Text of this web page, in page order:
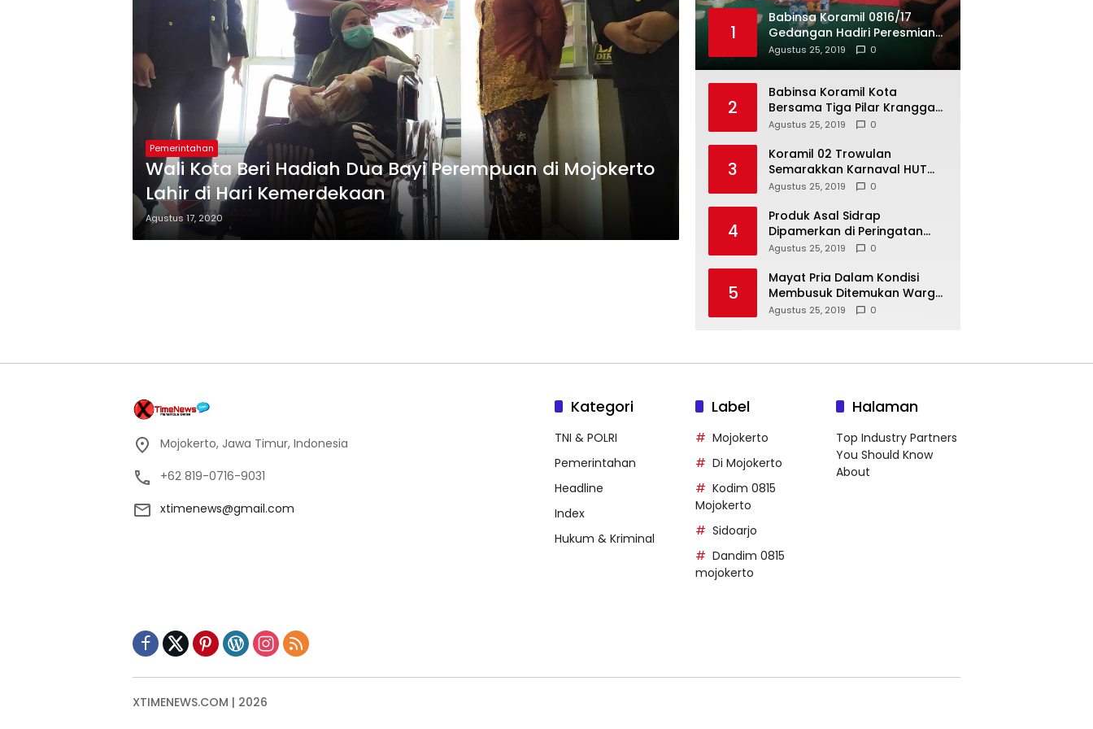
Pemerintahan
Wali Kota Beri Hadiah Dua Bayi Perempuan di Mojokerto
Lahir di Hari Kemerdekaan
Agustus 17, 2020
1
Babinsa Koramil 0816/17
Gedangan Hadiri Peresmian
BUMDes Gedangan
Agustus 25, 2019 0
2
Babinsa Koramil Kota
Bersama Tiga Pilar Kranggan
Gelar Rakor
Agustus 25, 2019 0
3
Koramil 02 Trowulan
Semarakkan Karnaval HUT
Ke-74 Kemerdekaan RI
Agustus 25, 2019 0
4
Produk Asal Sidrap
Dipamerkan di Peringatan
Hari Koperasi Tingkat Provinsi
Agustus 25, 2019 0
5
Mayat Pria Dalam Kondisi
Membusuk Ditemukan Warga
di Area Persawahan Sidoarjo
Agustus 25, 2019 0
Mojokerto, Jawa Timur, Indonesia
+62 819-0716-9031
xtimenews@gmail.com
Kategori
TNI & POLRI
Pemerintahan
Headline
Index
Hukum & Kriminal
Label
Mojokerto
Di Mojokerto
Kodim 0815
Mojokerto
Sidoarjo
Dandim 0815
mojokerto
Halaman
Top Industry Partners
You Should Know
About
XTIMENEWS.COM | 2026